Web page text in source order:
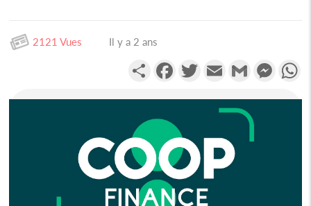
2121 Vues Il y a 2 ans
PartagerFacebookTwitterEmail Gmail